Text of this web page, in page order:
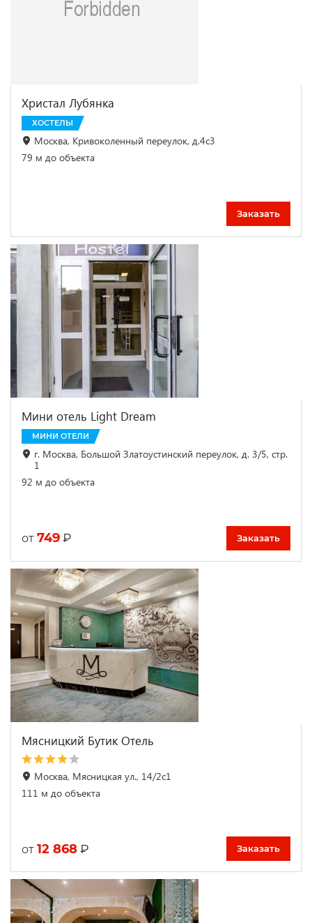
Христал Лубянка
ХОСТЕЛЫ
Москва, Кривоколенный переулок, д.4с3
79 м до объекта
Заказать
Мини отель Light Dream
МИНИ ОТЕЛИ
г. Москва, Большой Златоустинский переулок, д. 3/5, стр.
1
92 м до объекта
от 749 ₽ Заказать
Мясницкий Бутик Отель
Москва, Мясницкая ул., 14/2с1
111 м до объекта
от 12 868 ₽ Заказать